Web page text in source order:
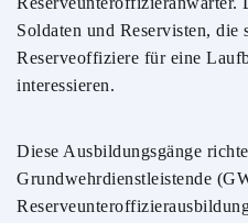
Soldaten und Reservisten,
Reserveoffiziere für eine
interessieren.
Diese Ausbildungsgänge
Grundwehrdienstleistende